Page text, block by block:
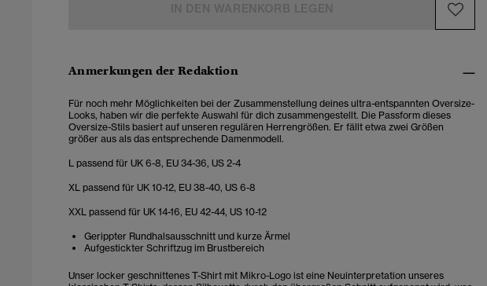
Anmerkungen der Redaktion
Für noch mehr Möglichkeiten bei der Zusammenstellung deines ultra-entspannten Oversize-
Looks, haben wir die perfekte Auswahl für dich zusammengestellt. Die Passform dieses
Oversize-Stils basiert auf unseren regulären Herrengrößen. Er fällt etwa zwei Größen
größer aus als das entsprechende Damenmodell.
L passend für UK 6-8, EU 34-36, US 2-4
XL passend für UK 10-12, EU 38-40, US 6-8
XXL passend für UK 14-16, EU 42-44, US 10-12
Gerippter Rundhalsausschnitt und kurze Ärmel
Aufgestickter Schriftzug im Brustbereich
Unser locker geschnittenes T-Shirt mit Mikro-Logo ist eine Neuinterpretation unseres